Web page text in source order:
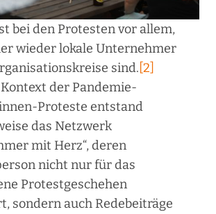
bei den Protesten vor allem,
wieder lokale Unternehmer
sind. [2]
der Pandemie-
Proteste entstand
das Netzwerk
mit Herz“, deren
nicht nur für das
Protestgeschehen
sondern auch Redebeiträge